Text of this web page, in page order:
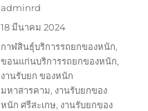
ผู้
เขียน
adminrd
เขียน
18 มีนาคม 2024
ป้าย
กำกับ
กาฬสินธุ์บริการรถยกของหนัก,
ขอนแก่นบริการรถยกของหนัก,
งานรับยก ของหนัก
มหาสารคาม, งานรับยกของ
หนัก ศรีสะเกษ, งานรับยกของ